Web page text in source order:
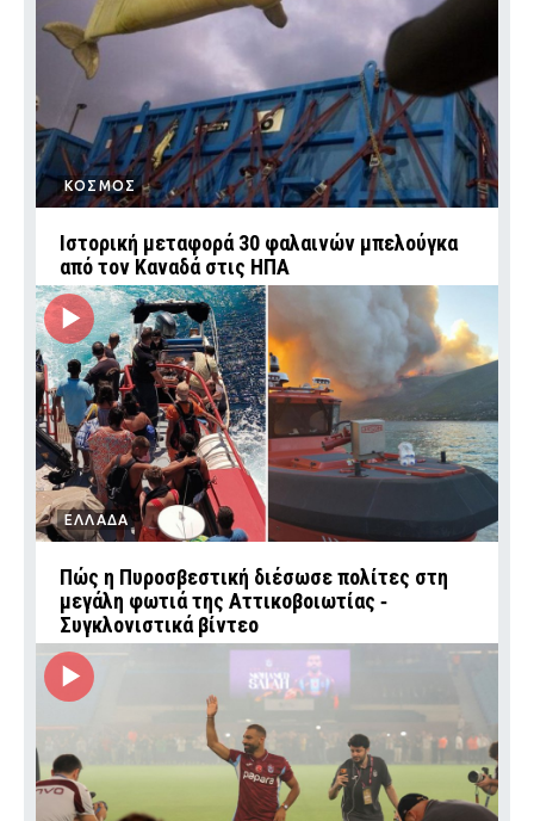
ΚΟΣΜΟΣ
Ιστορική μεταφορά 30 φαλαινών μπελούγκα
από τον Καναδά στις ΗΠΑ
ΕΛΛΑΔΑ
Πώς η Πυροσβεστική διέσωσε πολίτες στη
μεγάλη φωτιά της Αττικοβοιωτίας ‑
Συγκλονιστικά βίντεο